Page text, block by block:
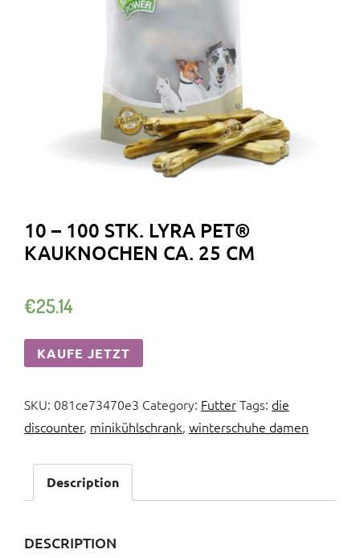
10 – 100 STK. LYRA PET®
KAUKNOCHEN CA. 25 CM
€25.14
KAUFE JETZT
SKU: 081ce73470e3 Category: FutterTags: die
discounter, minikühlschrank, winterschuhe damen
Description
DESCRIPTION